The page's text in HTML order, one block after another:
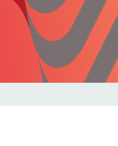
Freizeit
Gesundheit
Internet